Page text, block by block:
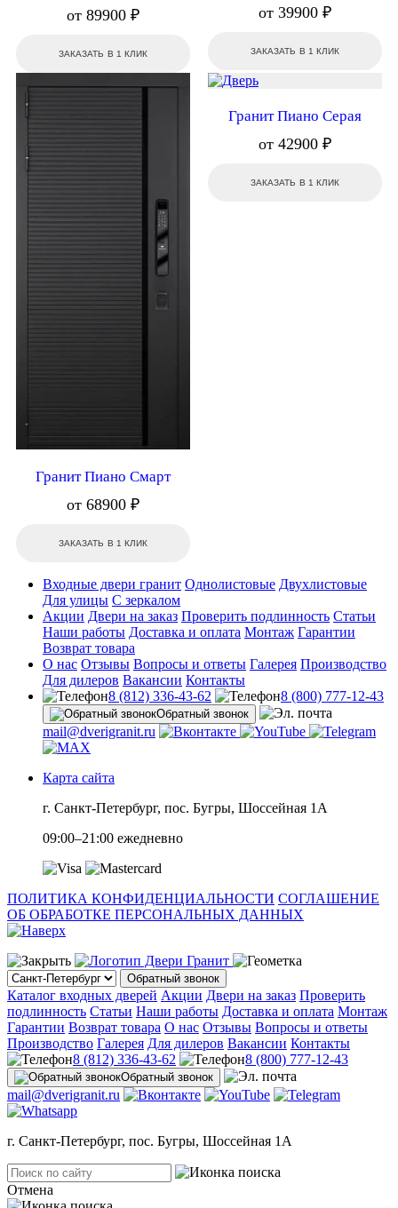
от 89900 ₽
ЗАКАЗАТЬ В 1 КЛИК
от 39900 ₽
ЗАКАЗАТЬ В 1 КЛИК
Гранит Пиано Смарт
от 68900 ₽
ЗАКАЗАТЬ В 1 КЛИК
Гранит Пиано Серая
от 42900 ₽
ЗАКАЗАТЬ В 1 КЛИК
Входные двери гранит Однолистовые Двухлистовые
Для улицы С зеркалом
Акции Двери на заказ Проверить подлинность Статьи
Наши работы Доставка и оплата Монтаж Гарантии
Возврат товара
О нас Отзывы Вопросы и ответы Галерея Производство
Для дилеров Вакансии Контакты
8 (812) 336-43-62
8 (800) 777-12-43
Обратный звонок
mail@dverigranit.ru
Карта сайта
г. Санкт-Петербург, пос. Бугры, Шоссейная 1А
09:00–21:00 ежедневно
ПОЛИТИКА КОНФИДЕНЦИАЛЬНОСТИ СОГЛАШЕНИЕ
ОБ ОБРАБОТКЕ ПЕРСОНАЛЬНЫХ ДАННЫХ
Обратный звонок
Каталог входных дверей Акции Двери на заказ Проверить
подлинность Статьи Наши работы Доставка и оплата Монтаж
Гарантии Возврат товара О нас Отзывы Вопросы и ответы
Производство Галерея Для дилеров Вакансии Контакты
8 (812) 336-43-62
8 (800) 777-12-43
Обратный звонок
mail@dverigranit.ru
г. Санкт-Петербург, пос. Бугры, Шоссейная 1А
Отмена